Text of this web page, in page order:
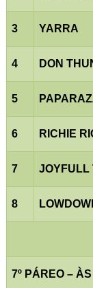
3 YARRA
4 DON
5
6 RICHIE
7 JOYFULL
8
7º PÁREO –